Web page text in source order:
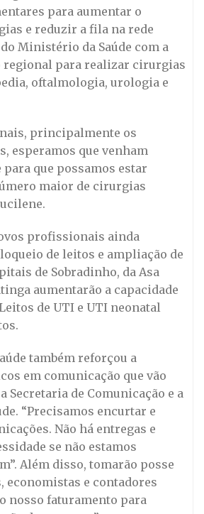
para aumentar o
e reduzir a fila na rede
Ministério da Saúde com a
regional para realizar cirurgias
oftalmologia, urologia e
principalmente os
esperamos que venham
que possamos estar
maior de cirurgias
profissionais ainda
de leitos e ampliação de
de Sobradinho, da Asa
aumentarão a capacidade
de UTI e UTI neonatal
também reforçou a
em comunicação que vão
Secretaria de Comunicação e a
“Precisamos encurtar e
Não há entregas e
se não estamos
Além disso, tomarão posse
economistas e contadores
nosso faturamento para